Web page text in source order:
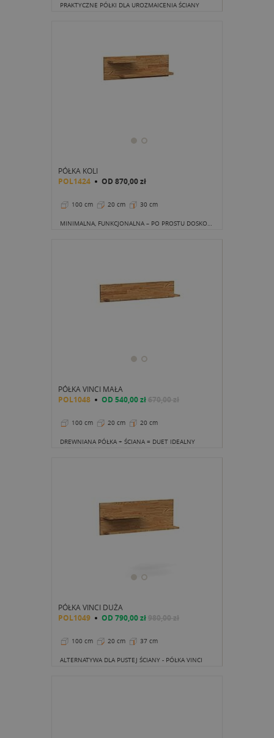
PRAKTYCZNE PÓŁKI DLA UROZMAICENIA ŚCIANY
PÓŁKA KOLI
POL1424 OD 870,00 zł
100 cm 20 cm 30 cm
MINIMALNA, FUNKCJONALNA – PO PROSTU DOSKONAŁA
PÓŁKA VINCI MAŁA
POL1048 OD 540,00 zł670,00 zł
100 cm 20 cm 20 cm
DREWNIANA PÓŁKA + ŚCIANA = DUET IDEALNY
PÓŁKA VINCI DUŻA
POL1049 OD 790,00 zł980,00 zł
100 cm 20 cm 37 cm
ALTERNATYWA DLA PUSTEJ ŚCIANY - PÓŁKA VINCI